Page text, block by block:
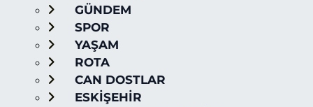
GÜNDEM
SPOR
YAŞAM
ROTA
CAN DOSTLAR
ESKİŞEHİR